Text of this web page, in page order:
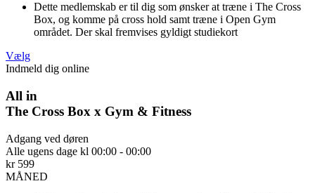
Dette medlemskab er til dig som ønsker at træne i The Cross
Box, og komme på cross hold samt træne i Open Gym
området. Der skal fremvises gyldigt studiekort
Vælg
Indmeld dig online
All in
The Cross Box x Gym & Fitness
Adgang ved døren
Alle ugens dage kl 00:00 - 00:00
kr 599
MÅNED